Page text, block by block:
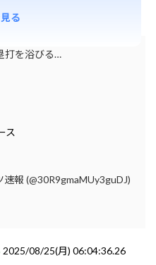
打を浴びる…
ス
報 (@30R9gmaMUy3guDJ)
2025/08/25(月) 06:04:36.26
る